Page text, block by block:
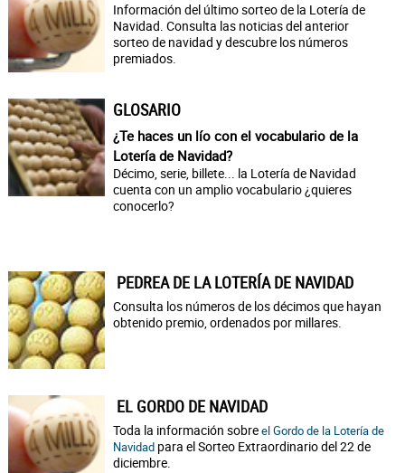
Información del último sorteo de la Lotería de
Navidad. Consulta las noticias del anterior
sorteo de navidad y descubre los números
premiados.
GLOSARIO
¿Te haces un lío con el vocabulario de la
Lotería de Navidad?
Décimo, serie, billete... la Lotería de Navidad
cuenta con un amplio vocabulario ¿quieres
conocerlo?
PEDREA DE LA LOTERÍA DE NAVIDAD
Consulta los números de los décimos que hayan
obtenido premio, ordenados por millares.
EL GORDO DE NAVIDAD
Toda la información sobreel Gordo de la Lotería de
Navidad para el Sorteo Extraordinario del 22 de
diciembre.